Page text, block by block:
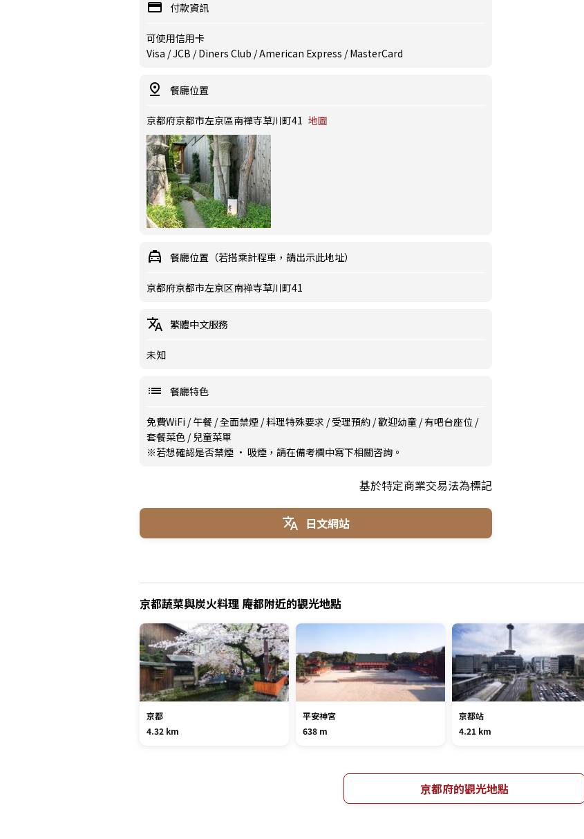
付款資訊
可使用信用卡
Visa / JCB / Diners Club / American Express / MasterCard
餐廳位置
京都府京都市左京區南禪寺草川町41 地圖
餐廳位置（若搭乘計程車，請出示此地址）
京都府京都市左京区南禅寺草川町41
繁體中文服務
未知
餐廳特色
免費WiFi /午餐 /全面禁煙 /料理特殊要求 /受理預約 /歡迎幼童 /有吧台座位 /
套餐菜色 / 兒童菜單
※若想確認是否禁煙 · 吸煙，請在備考欄中寫下相關咨詢。
基於特定商業交易法為標記
日文網站
京都蔬菜與炭火料理 庵都附近的觀光地點
京都
4.32 km
平安神宮
638 m
京都站
4.21 km
京都府的觀光地點